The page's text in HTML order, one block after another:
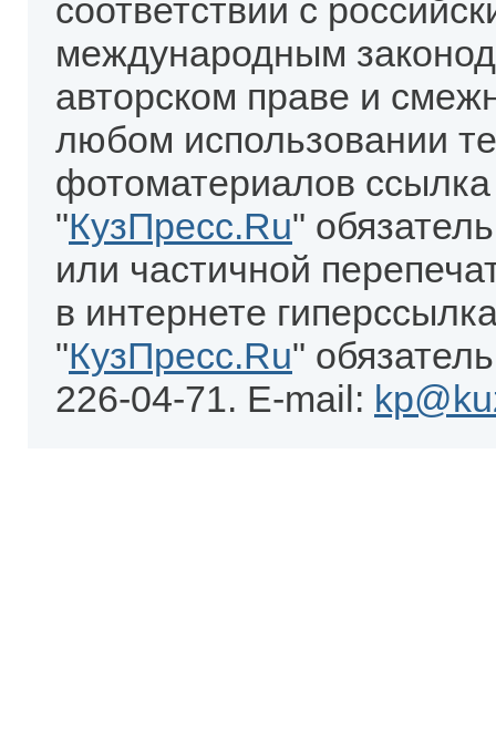
соответствии с
международным
авторском праве и
любом использовании
фотоматериалов
"КузПресс.Ru"
или частичной
в интернете
"КузПресс.Ru"
226-04-71. E-mail: